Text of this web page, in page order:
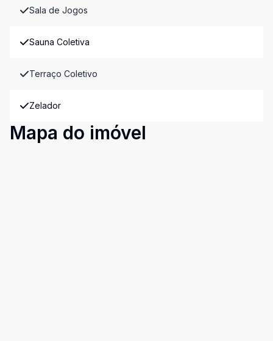
Sala de Jogos
Sauna Coletiva
Terraço Coletivo
Zelador
Mapa do imóvel